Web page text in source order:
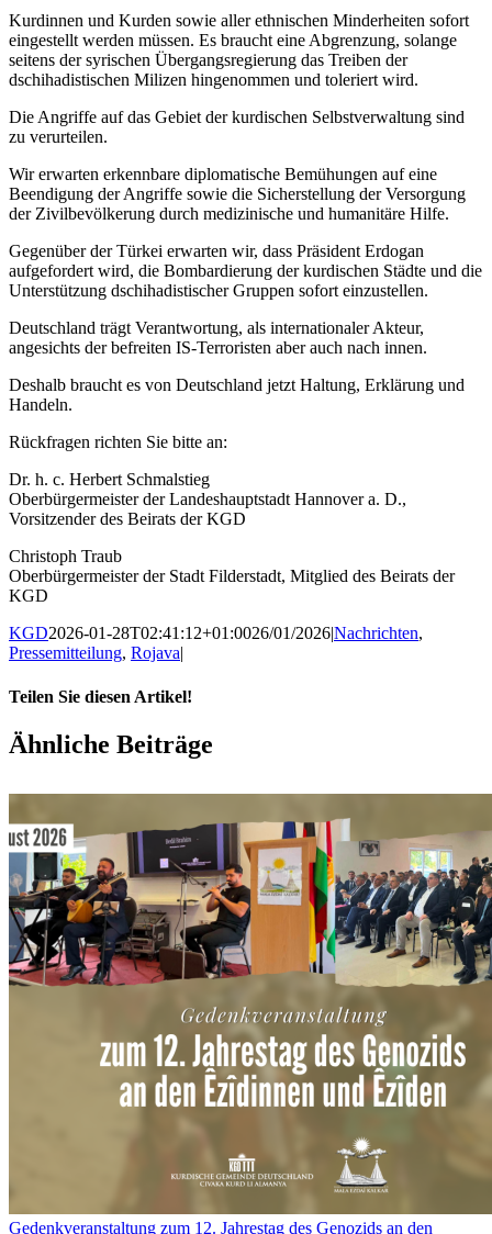
Kurdinnen und Kurden sowie aller ethnischen Minderheiten sofort
eingestellt werden müssen. Es braucht eine Abgrenzung, solange
seitens der syrischen Übergangsregierung das Treiben der
dschihadistischen Milizen hingenommen und toleriert wird.
Die Angriffe auf das Gebiet der kurdischen Selbstverwaltung sind
zu verurteilen.
Wir erwarten erkennbare diplomatische Bemühungen auf eine
Beendigung der Angriffe sowie die Sicherstellung der Versorgung
der Zivilbevölkerung durch medizinische und humanitäre Hilfe.
Gegenüber der Türkei erwarten wir, dass Präsident Erdogan
aufgefordert wird, die Bombardierung der kurdischen Städte und die
Unterstützung dschihadistischer Gruppen sofort einzustellen.
Deutschland trägt Verantwortung, als internationaler Akteur,
angesichts der befreiten IS-Terroristen aber auch nach innen.
Deshalb braucht es von Deutschland jetzt Haltung, Erklärung und
Handeln.
Rückfragen richten Sie bitte an:
Dr. h. c. Herbert Schmalstieg
Oberbürgermeister der Landeshauptstadt Hannover a. D.,
Vorsitzender des Beirats der KGD
Christoph Traub
Oberbürgermeister der Stadt Filderstadt, Mitglied des Beirats der
KGD
KGD2026-01-28T02:41:12+01:0026/01/2026|Nachrichten,
Pressemitteilung, Rojava|
Teilen Sie diesen Artikel!
Facebook
X
WhatsApp
Pinterest
E-
Mail
Ähnliche Beiträge
Gedenkveranstaltung zum 12. Jahrestag des Genozids an den